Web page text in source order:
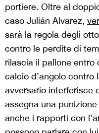
portiere. Oltre al
caso Julián Alvarez,
sarà la regola degli
contro le perdite di
rilascia il pallone entro
calcio d’angolo contro
avversario interferisce
assegna una
anche i rapporti con